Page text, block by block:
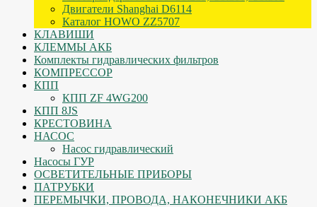
Двигатели Shanghai D6114
Каталог HOWO ZZ5707
КЛАВИШИ
КЛЕММЫ АКБ
Комплекты гидравлических фильтров
КОМПРЕССОР
КПП
КПП ZF 4WG200
КПП 8JS
КРЕСТОВИНА
НАСОС
Насос гидравлический
Насосы ГУР
ОСВЕТИТЕЛЬНЫЕ ПРИБОРЫ
ПАТРУБКИ
ПЕРЕМЫЧКИ, ПРОВОДА, НАКОНЕЧНИКИ АКБ